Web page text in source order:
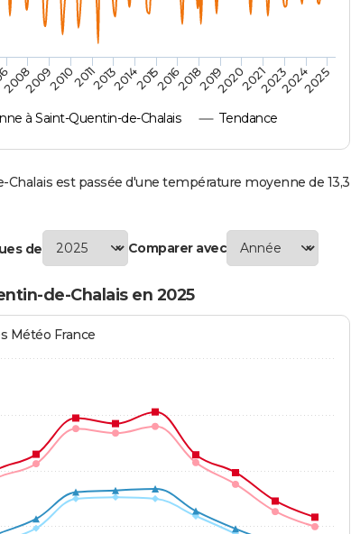
à Saint-Quentin-de-Chalais Tendance
2014
20082009201020112013 201520162018201920202021202320242025
est passée d'une température moyenne de 13,3
de Comparer avec
de-Chalais en 2025
Météo France